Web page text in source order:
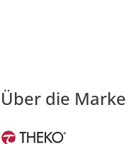
Über die Marke